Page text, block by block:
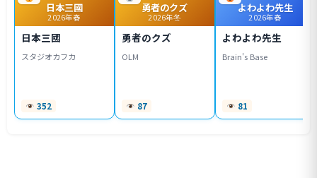
日本三國
2026年春
日本三國
スタジオカフカ
352
勇者のクズ
2026年冬
勇者のクズ
OLM
87
よわよわ先生
2026年春
よわよわ先生
Brain's Base
81